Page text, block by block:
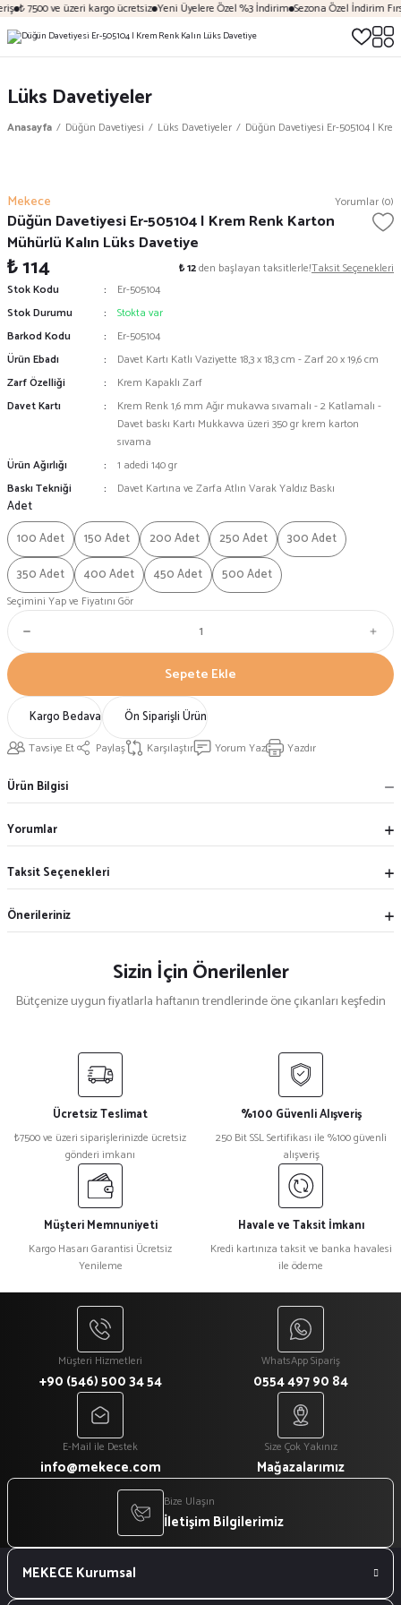
₺ 7500 ve üzeri kargo ücretsiz Yeni Üyelere Özel %3 İndirim Sezona Özel İndirim
Lüks Davetiyeler
Anasayfa Düğün Davetiyesi Lüks Davetiyeler Düğün Davetiyesi Er-505104 |
Mekece Yorumlar (0)
Düğün Davetiyesi Er-505104 | Krem Renk Karton
Mühürlü Kalın Lüks Davetiye
₺ 114 ₺ 12den başlayan taksitlerle!Taksit Seçenekleri
Stok Kodu
Er-505104
Stok Durumu
Stokta var
Barkod Kodu
Er-505104
Ürün Ebadı
Davet Kartı Katlı Vaziyette 18,3 x 18,3 cm - Zarf 20 x 19,6 cm
Zarf Özelliği
Krem Kapaklı Zarf
Davet Kartı
Krem Renk 1,6 mm Ağır mukavva sıvamalı - 2 Katlamalı -
Davet baskı Kartı Mukkavva üzeri 350 gr krem karton
sıvama
Ürün Ağırlığı
1 adedi 140 gr
Baskı Tekniği
Davet Kartına ve Zarfa Atlın Varak Yaldız Baskı
Adet
100 Adet
150 Adet 200 Adet 250 Adet
300 Adet
350 Adet
400 Adet 450 Adet 500 Adet
Seçimini Yap ve Fiyatını Gör
Sepete Ekle
Kargo Bedava Ön Siparişli Ürün
Tavsiye Et Paylaş Karşılaştır Yorum Yaz Yazdır
Ürün Bilgisi
Yorumlar
Taksit Seçenekleri
Önerileriniz
Sizin İçin Önerilenler
Bütçenize uygun fiyatlarla haftanın trendlerinde öne çıkanları keşfedin
Nikah Şekeri Hediyeliği Kokulu Sabun Magnet Nks-16
₺ 53
Nikah Şekeri İncili Kutu Nks-23
₺ 51
Nikah Şekeri Hediyeliği Mantar Kapaklı Gül Çayı Dolu 50cc Armut Şişe Nks-56
%3
Nikah Şekeri Hediyeliği Silindir Ahşap Mumluk Nks-57
₺ 60
₺ 58
%3
Mekece
Ücretsiz Teslimat
₺7500 ve üzeri siparişlerinizde ücretsiz
gönderi imkanı
%100 Güvenli Alışveriş
250 Bit SSL Sertifikası ile %100 güvenli
alışveriş
Müşteri Memnuniyeti
Kargo Hasarı Garantisi Ücretsiz
Yenileme
Havale ve Taksit İmkanı
Kredi kartınıza taksit ve banka havalesi
ile ödeme
Müşteri Hizmetleri
+90 (546) 500 34 54
WhatsApp Sipariş
0554 497 90 84
E-Mail ile Destek
info@mekece.com
Size Çok Yakınız
Mağazalarımız
Bize Ulaşın
İletişim Bilgilerimiz
MEKECE Kurumsal